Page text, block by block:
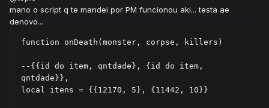
mano o script q te mandei por PM funcionou aki... testa ae
denovo...
function onDeath(monster, corpse, killers)
--{{id do item, qntdade}, {id do item,
qntdade}},
local itens = {{12170, 5}, {11442, 10}}